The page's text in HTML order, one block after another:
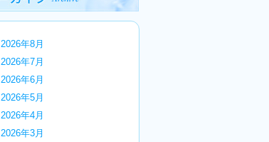
2026年8月
2026年7月
2026年6月
2026年5月
2026年4月
2026年3月